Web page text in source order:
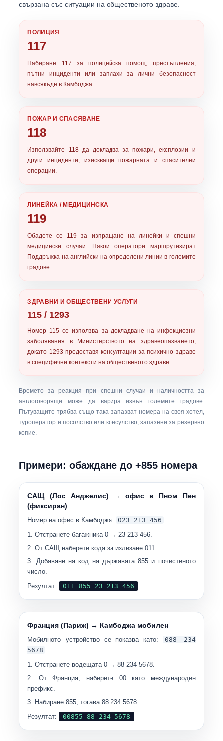
свързана със ситуации на общественото здраве.
ПОЛИЦИЯ
117
Набиране 117 за полицейска помощ, престъпления,
пътни инциденти или заплахи за лични безопасност
навсякъде в Камбоджа.
ПОЖАР И СПАСЯВАНЕ
118
Използвайте 118да докладва за пожари, експлозии и
други инциденти, изискващи пожарната и спасителни
операции.
ЛИНЕЙКА / МЕДИЦИНСКА
119
Обадете се 119
за изпращане на линейки и спешни
медицински случаи. Някои оператори маршрутизират
Поддръжка на английски на определени линии в големите
градове.
ЗДРАВНИ И ОБЩЕСТВЕНИ УСЛУГИ
115 / 1293
Номер 115 се използва за докладване на инфекциозни
заболявания в Министерството на здравеопазването,
докато 1293 предоставя консултации за психично здраве
в специфични контексти на общественото здраве.
Времето за реакция при спешни случаи и наличността за
англоговорящи може да варира извън големите градове.
Пътуващите трябва също така запазват номера на своя хотел,
туроператор и посолство или консулство, запазени за резервно
копие.
Примери: обаждане до +855 номера
САЩ (Лос Анджелис) → офис в Пном Пен
(фиксиран)
Номер на офис в Камбоджа: 023 213 456 .
Отстранете багажника 0 →23 213 456.
От САЩ наберете кода за излизане011.
Добавяне на код на държавата855 и почистеното
число.
Резултат:
011 855 23 213 456
Франция (Париж) → Камбоджа мобилен
Мобилното устройство се показва като:
088 234
5678 .
Отстранете водещата 0 →88 234 5678.
От Франция, наберете 00като международен
префикс.
Набиране855, тогава88 234 5678.
Резултат:
00855 88 234 5678